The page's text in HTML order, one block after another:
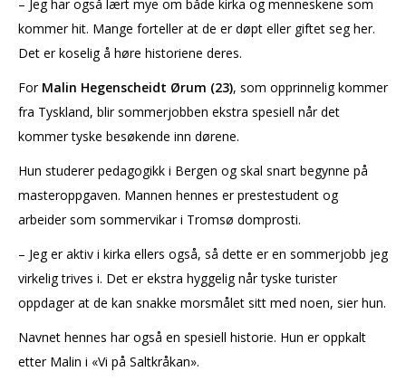
– Jeg har også lært mye om både kirka og menneskene som
kommer hit. Mange forteller at de er døpt eller giftet seg her.
Det er koselig å høre historiene deres.
ForMalin Hegenscheidt Ørum (23), som opprinnelig kommer
fra Tyskland, blir sommerjobben ekstra spesiell når det
kommer tyske besøkende inn dørene.
Hun studerer pedagogikk i Bergen og skal snart begynne på
masteroppgaven. Mannen hennes er prestestudent og
arbeider som sommervikar i Tromsø domprosti.
– Jeg er aktiv i kirka ellers også, så dette er en sommerjobb jeg
virkelig trives i. Det er ekstra hyggelig når tyske turister
oppdager at de kan snakke morsmålet sitt med noen, sier hun.
Navnet hennes har også en spesiell historie. Hun er oppkalt
etter Malin i «Vi på Saltkråkan».